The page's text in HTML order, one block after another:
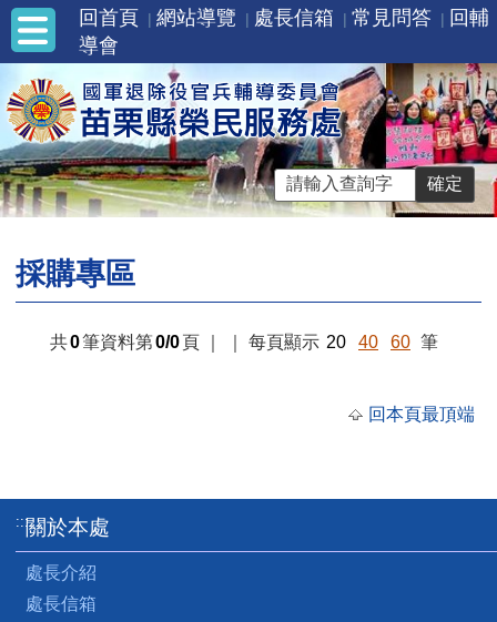
回首頁 網站導覽 處長信箱 常見問答
回輔
導會
採購專區
共0筆資料第0/0頁 每頁顯示 20 40 60 筆
回本頁最頂端
:::關於本處
處長介紹
處長信箱